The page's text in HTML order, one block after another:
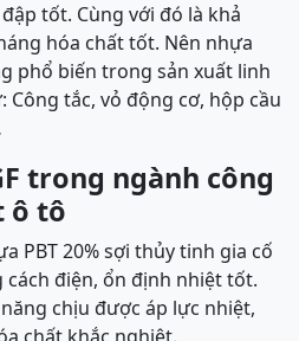
tốt. Cùng với đó là khả
hóa chất tốt. Nên nhựa
phổ biến trong sản xuất linh
tắc, vỏ động cơ, hộp cầu
trong ngành công
ô tô
PBT 20% sợi thủy tinh gia cố
điện, ổn định nhiệt tốt.
chịu được áp lực nhiệt,